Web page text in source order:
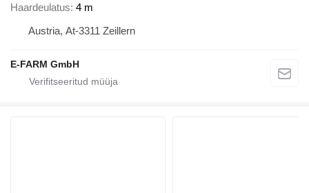
Haardeulatus 4 m
Austria, At-3311 Zeillern
E-FARM GmbH